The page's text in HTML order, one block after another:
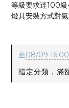
等級要求達100
燈具安裝方式對
至08/09 16:00
指定分類，滿